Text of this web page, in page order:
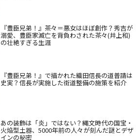
『豊臣兄弟！』茶々＝悪女はほぼ創作？秀吉が
溺愛、豊臣家滅亡を背負わされた茶々(井上和)
の壮絶すぎる生涯
『豊臣兄弟！』で描かれた織田信長の道普請は
史実？信長が実施した街道整備の施策を紹介
あの装飾は「炎」ではない？縄文時代の国宝・
火焔型土器、5000年前の人々が刻んだ謎とデザ
インの秘密